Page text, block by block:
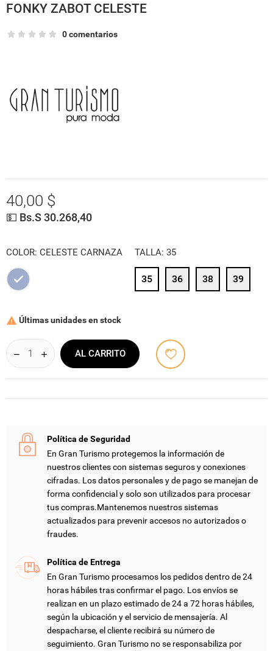
FONKY ZABOT CELESTE
0 comentarios
40,00 $
💵 Bs.S 30.268,40
COLOR: CELESTE CARNAZA
CELESTE
CARNAZA
TALLA: 35
35 36 38 39
 Últimas unidades en stock
AL CARRITO
Política de Seguridad
En Gran Turismo protegemos la información de
nuestros clientes con sistemas seguros y conexiones
cifradas. Los datos personales y de pago se manejan de
forma confidencial y solo son utilizados para procesar
tus compras.Mantenemos nuestros sistemas
actualizados para prevenir accesos no autorizados o
fraudes.
Política de Entrega
En Gran Turismo procesamos los pedidos dentro de 24
horas hábiles tras confirmar el pago. Los envíos se
realizan en un plazo estimado de 24 a 72 horas hábiles,
según la ubicación y el servicio de mensajería. Al
despacharse, el cliente recibirá su número de
seguimiento. Gran Turismo no se responsabiliza por